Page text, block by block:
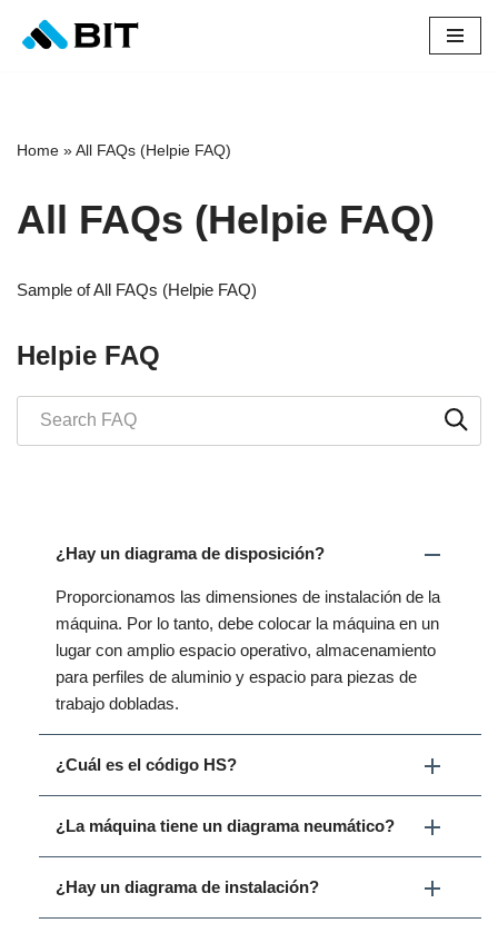
Home »All FAQs (Helpie FAQ)
All FAQs (Helpie FAQ)
Sample of All FAQs (Helpie FAQ)
Helpie FAQ
¿Hay un diagrama de disposición?
Proporcionamos las dimensiones de instalación de la
máquina. Por lo tanto, debe colocar la máquina en un
lugar con amplio espacio operativo, almacenamiento
para perfiles de aluminio y espacio para piezas de
trabajo dobladas.
¿Cuál es el código HS?
¿La máquina tiene un diagrama neumático?
¿Hay un diagrama de instalación?